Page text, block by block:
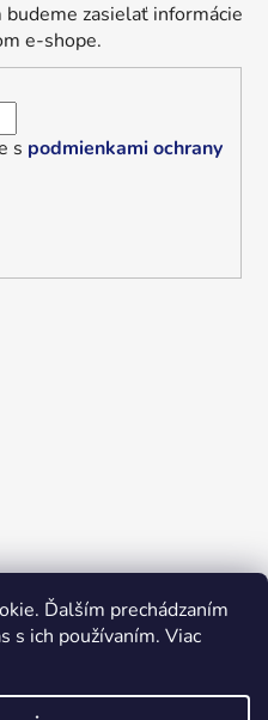
Ďalším prechádzaním
s ich používaním. Viac
zasielať informácie
e-shope.
s podmienkami ochrany